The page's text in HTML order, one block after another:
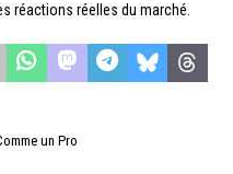
réactions réelles du marché.
un Pro